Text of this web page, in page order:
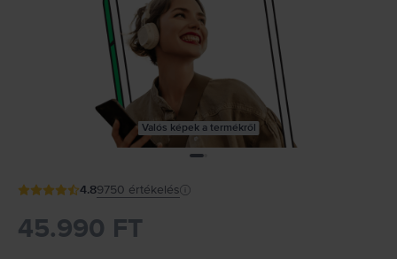
Valós képek a termékről
4.89750 értékelés
45.990 FT